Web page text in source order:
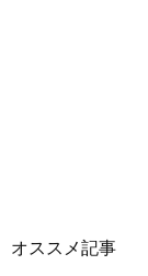
オススメ記事